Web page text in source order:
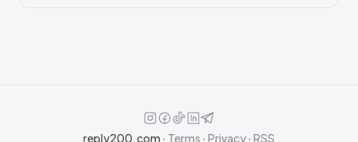
reply200.com · Terms · Privacy· RSS